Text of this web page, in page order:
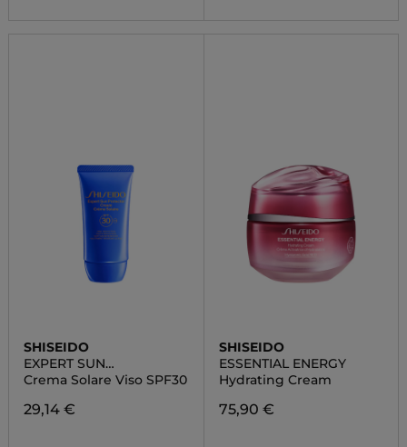
SHISEIDO
EXPERT SUN
PROTECTOR
Crema Solare Viso SPF30
29,14 €
SHISEIDO
ESSENTIAL ENERGY
Hydrating Cream
75,90 €